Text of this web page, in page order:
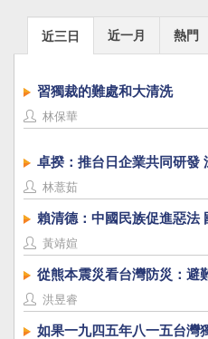
近三日 近一月 熱門
習獨裁的難處和大清洗
林保華
卓揆：推台日企業共同研發
林薏茹
賴清德：中國民族促進惡法
黃靖媗
從熊本震災看台灣防災：避
洪昱睿
如果一九四五年八一五台灣